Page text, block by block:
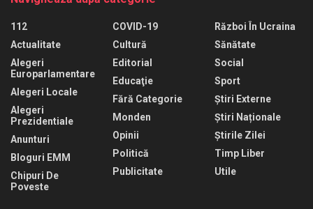
112
Actualitate
Alegeri
Europarlamentare
Alegeri Locale
Alegeri
Prezidentiale
Anunturi
Bloguri EMM
Chipuri De
Poveste
COVID-19
Cultură
Editorial
Educaţie
Fără Categorie
Monden
Opinii
Politică
Publicitate
Război În Ucraina
Sănătate
Social
Sport
Știri Externe
Știri Naționale
Știrile Zilei
Timp Liber
Utile